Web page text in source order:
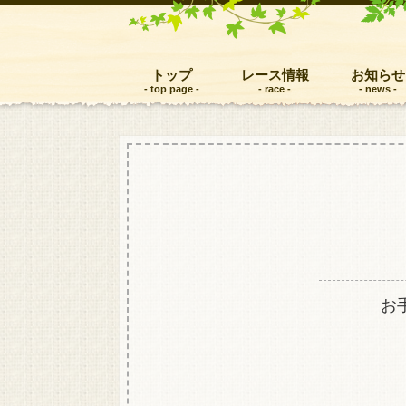
トップ レース情報 お知らせ
お